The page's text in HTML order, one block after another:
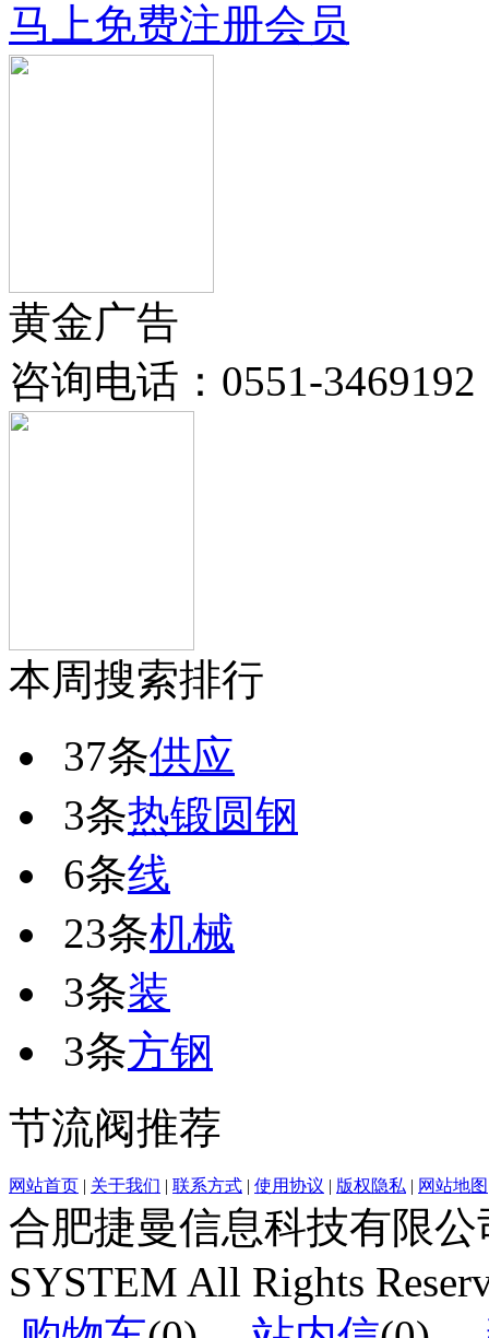
马上免费注册会员
黄金广告
咨询电话： 0551-3469192
本周搜索排行
37条供应
3条热锻圆钢
6条线
23条机械
3条装
3条方钢
节流阀推荐
网站首页 关于我们 联系方式 使用协议 版权隐私 网站地图
合肥捷曼信息科技有限公
SYSTEM All Rights